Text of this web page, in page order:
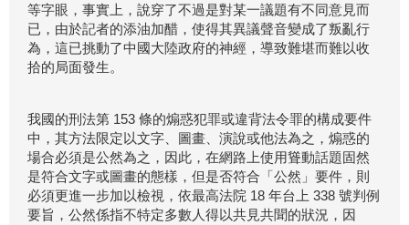
等字眼，事實上，說穿了不過是對某一議題有不同意見而
已，由於記者的添油加醋，使得其異議聲音變成了叛亂行
為，這已挑動了中國大陸政府的神經，導致難堪而難以收
拾的局面發生。
我國的刑法第 153 條的煽惑犯罪或違背法令罪的構成要件
中，其方法限定以文字、圖畫、演說或他法為之，煽惑的
場合必須是公然為之，因此，在網路上使用聳動話題固然
是符合文字或圖畫的態樣，但是否符合「公然」要件，則
必須更進一步加以檢視，依最高法院 18 年台上 338 號判例
要旨，公然係指不特定多數人得以共見共聞的狀況，因